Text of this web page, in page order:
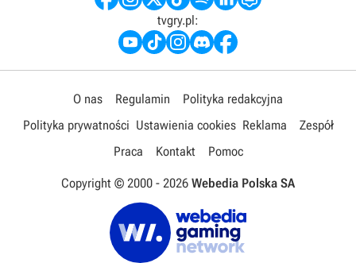
tvgry.pl:
O nas Regulamin
Polityka redakcyjna
Polityka prywatności Ustawienia cookies Reklama
Zespół
Praca
Kontakt Pomoc
Copyright © 2000 - 2026 Webedia Polska SA